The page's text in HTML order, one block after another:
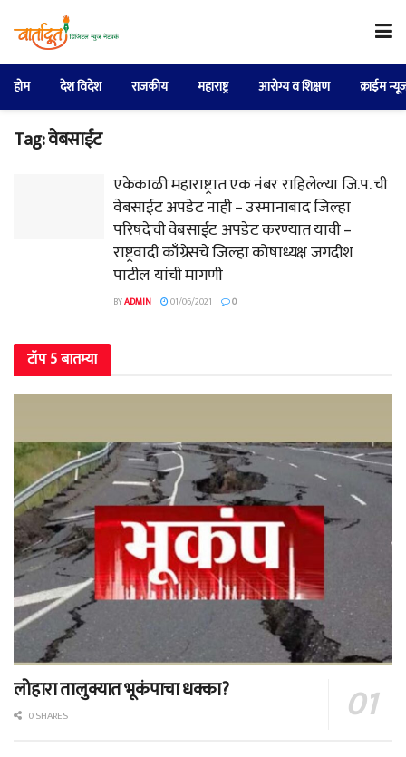
होम देश विदेश राजकीय महाराष्ट्र आरोग्य व शिक्षण क्राईम
Tag:वेबसाईट
एकेकाळी महाराष्ट्रात एक नंबर राहिलेल्या जि.प. ची
वेबसाईट अपडेट नाही – उस्मानाबाद जिल्हा
परिषदेची वेबसाईट अपडेट करण्यात यावी –
राष्ट्रवादी काँग्रेसचे जिल्हा कोषाध्यक्ष जगदीश
पाटील यांची मागणी
BYADMIN 01/06/2021 0
टॉप 5 बातम्या
लोहारा तालुक्यात भूकंपाचा धक्का?
0 SHARES